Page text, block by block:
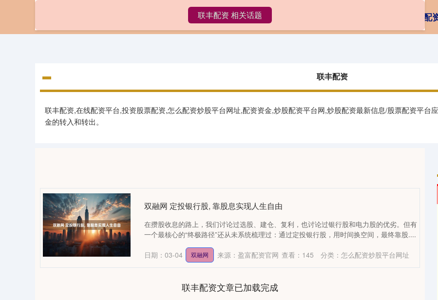
联丰配资 在线配资平台 怎么
联丰配资
联丰配资,在线配资平台,投资股票配资,怎么配资炒股平台网址,配资资金,炒股配资平台网,炒股配资最新信息/股票配资平台
金的转入和转出。
联丰配资 相关话题
双融网 定投银行股, 靠股息实现人生自由
在攒股收息的路上，我们讨论过选股、建仓、复利，也讨论过银行股和电力股的优劣。但有
一个最核心的“终极路径”还从未系统梳理过：通过定投银行股，用时间换空间，最终靠股....
日期：03-04 双融网 来源：盈富配资官网 查看： 145 分类： 怎么配资炒股平台网址
联丰配资文章已加载完成